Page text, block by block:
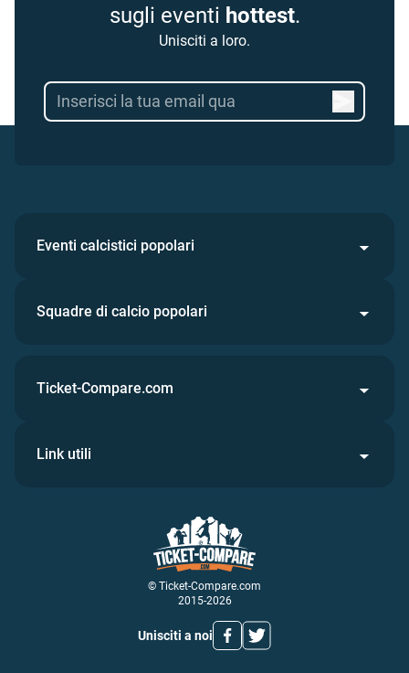
sugli eventi hottest.
Unisciti a loro.
Eventi calcistici popolari
Squadre di calcio popolari
© Ticket-Compare.com
2015-2026
Unisciti a noi
Ticket-Compare.com
Link utili